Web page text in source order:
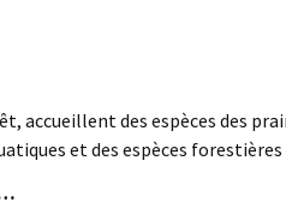
accueillent des espèces des
et des espèces